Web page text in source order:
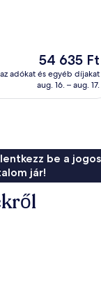
Az
ár
54 635 Ft
54 635 Ft
adókat és egyéb díjakat
aug. 16. – aug. 17.
be a
jár!